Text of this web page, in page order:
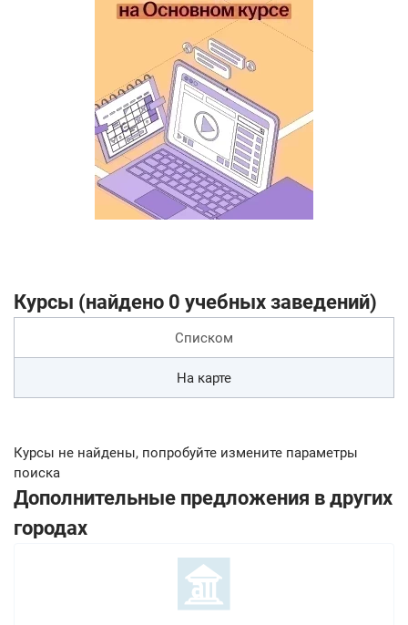
Курсы (найдено 0 учебных заведений)
Списком
На карте
Курсы не найдены, попробуйте измените параметры
поиска
Дополнительные предложения в других
городах